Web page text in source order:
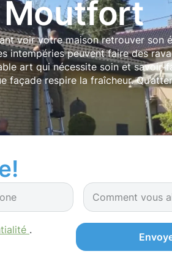
Moutfort
voir votre maison retrouver son
intempéries peuvent faire des
art qui nécessite soin et savoir-
respire la fraîcheur.
.